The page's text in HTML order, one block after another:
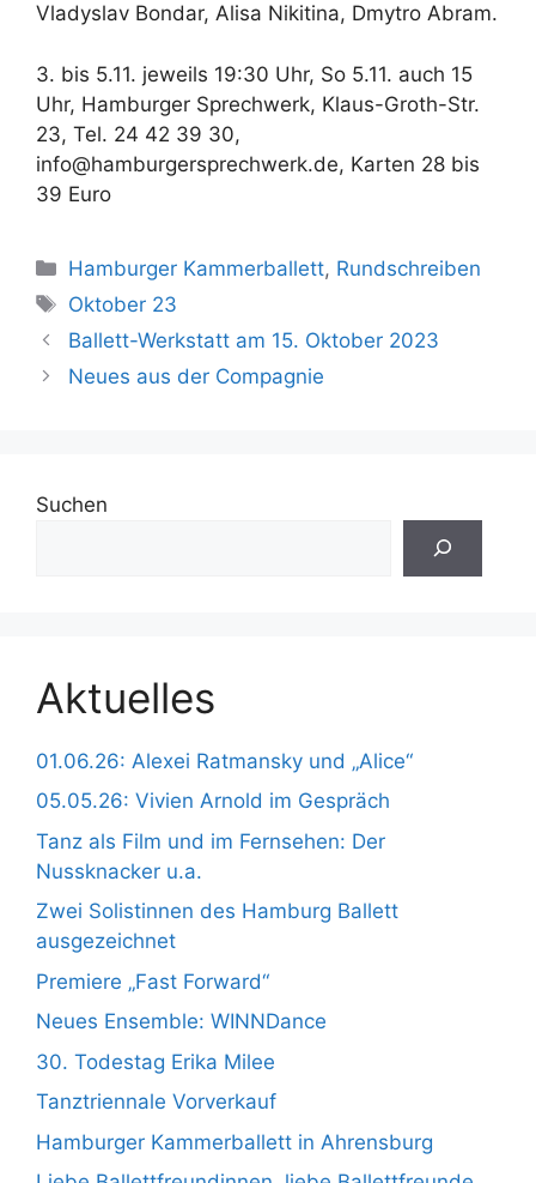
Vladyslav Bondar, Alisa Nikitina, Dmytro Abram.
3. bis 5.11. jeweils 19:30 Uhr, So 5.11. auch 15
Uhr, Hamburger Sprechwerk, Klaus-Groth-Str.
23, Tel. 24 42 39 30,
info@hamburgersprechwerk.de, Karten 28 bis
39 Euro
Kategorien
Hamburger Kammerballett, Rundschreiben
Schlagwörter
Oktober 23
Ballett-Werkstatt am 15. Oktober 2023
Neues aus der Compagnie
Suchen
Aktuelles
01.06.26: Alexei Ratmansky und „Alice“
05.05.26: Vivien Arnold im Gespräch
Tanz als Film und im Fernsehen: Der
Nussknacker u.a.
Zwei Solistinnen des Hamburg Ballett
ausgezeichnet
Premiere „Fast Forward“
Neues Ensemble: WINNDance
30. Todestag Erika Milee
Tanztriennale Vorverkauf
Hamburger Kammerballett in Ahrensburg